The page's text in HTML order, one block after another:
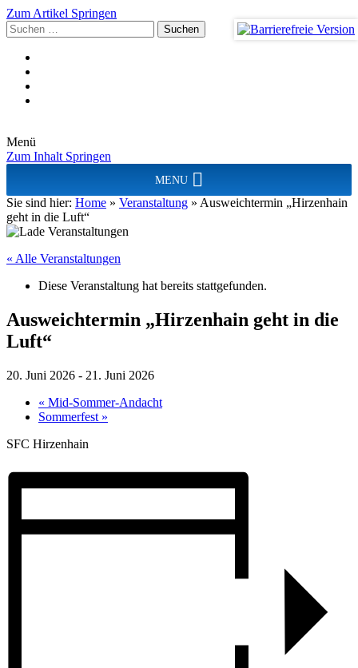
Zum Artikel Springen
Suchen
nach:
Menü
Zum Inhalt Springen
MENU
Sie sind hier: Home » Veranstaltung » Ausweichtermin „Hirzenhain
geht in die Luft“
« Alle Veranstaltungen
Diese Veranstaltung hat bereits stattgefunden.
Ausweichtermin „Hirzenhain geht in die
Luft“
20. Juni 2026 - 21. Juni 2026
« Mid-Sommer-Andacht
Sommerfest »
SFC Hirzenhain